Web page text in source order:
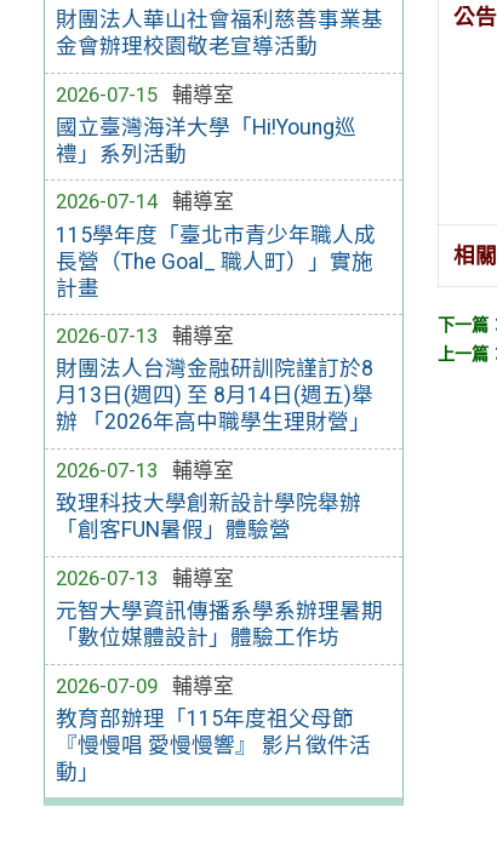
財團法人華山社會福利慈善事業基
金會辦理校園敬老宣導活動
2026-07-15
輔導室
國立臺灣海洋大學「Hi!Young巡
禮」系列活動
2026-07-14
輔導室
115學年度「臺北市青少年職人成
長營（The Goal_ 職人町）」實施
計畫
2026-07-13
輔導室
財團法人台灣金融研訓院謹訂於8
月13日(週四) 至 8月14日(週五)舉
辦 「2026年高中職學生理財營」
2026-07-13
輔導室
致理科技大學創新設計學院舉辦
「創客FUN暑假」體驗營
2026-07-13
輔導室
元智大學資訊傳播系學系辦理暑期
「數位媒體設計」體驗工作坊
2026-07-09
輔導室
教育部辦理「115年度祖父母節
『慢慢唱 愛慢慢響』 影片徵件活
動」
公
相